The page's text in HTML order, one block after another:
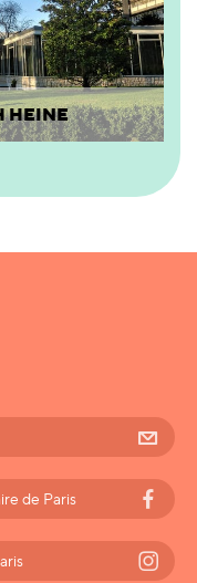
HEINE
de Paris